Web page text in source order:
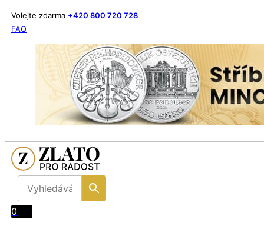
Volejte zdarma +420 800 720 728
FAQ
0